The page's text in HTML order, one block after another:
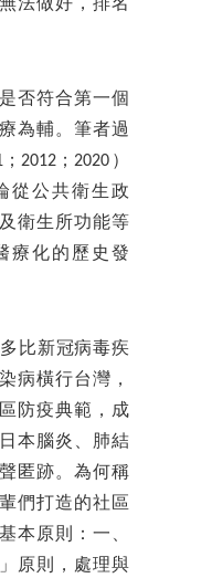
法做好，排名
否符合第一個
為輔。筆者過
2012；2020）
從公共衛生政
衛生所功能等
療化的歷史發
比新冠病毒疾
病橫行台灣，
防疫典範，成
本腦炎、肺結
匿跡。為何稱
們打造的社區
本原則：一、
原則，處理與